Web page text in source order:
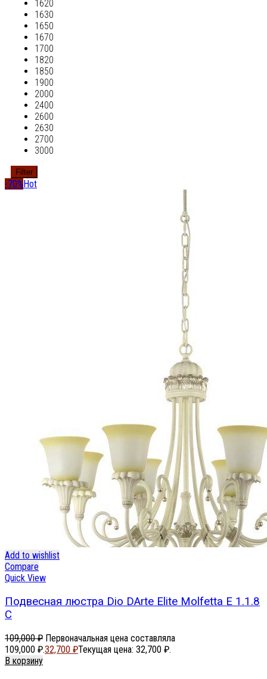
1620
1630
1650
1670
1700
1820
1850
1900
2000
2400
2600
2630
2700
3000
Filter
-70% Hot
Add to wishlist
Compare
Quick View
Подвесная люстра Dio DArte Elite Molfetta E 1.1.8
C
109,000₽ Первоначальная цена составляла
109,000 ₽.32,700 ₽Текущая цена: 32,700 ₽.
В корзину